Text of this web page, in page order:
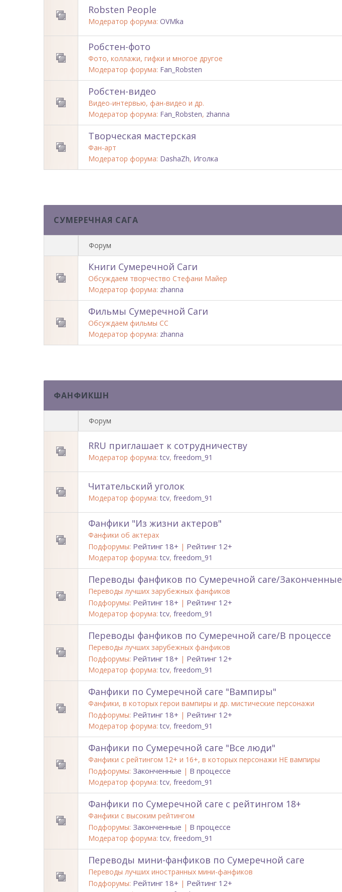
Robsten People
Модератор форума: OVMka
Робстен-фото
Фото, коллажи, гифки и многое другое
Модератор форума: Fan_Robsten
Робстен-видео
Видео-интервью, фан-видео и др.
Модератор форума: Fan_Robsten, zhanna
Творческая мастерская
Фан-арт
Модератор форума: DashaZh, Иголка
СУМЕРЕЧНАЯ САГА
Форум
Книги Сумеречной Саги
Обсуждаем творчество Стефани Майер
Модератор форума: zhanna
Фильмы Сумеречной Саги
Обсуждаем фильмы СС
Модератор форума: zhanna
ФАНФИКШН
Форум
RRU приглашает к сотрудничеству
Модератор форума:tcv, freedom_91
Читательский уголок
Модератор форума:tcv, freedom_91
Фанфики "Из жизни актеров"
Фанфики об актерах
Подфорумы: Рейтинг 18+ | Рейтинг 12+
Модератор форума:tcv, freedom_91
Переводы фанфиков по Сумеречной саге/Законченные
Переводы лучших зарубежных фанфиков
Подфорумы: Рейтинг 18+ | Рейтинг 12+
Модератор форума:tcv, freedom_91
Переводы фанфиков по Сумеречной саге/В процессе
Переводы лучших зарубежных фанфиков
Подфорумы: Рейтинг 18+ | Рейтинг 12+
Модератор форума:tcv, freedom_91
Фанфики по Сумеречной саге "Вампиры"
Фанфики, в которых герои вампиры и др. мистические персонажи
Подфорумы: Рейтинг 18+ | Рейтинг 12+
Модератор форума:tcv, freedom_91
Фанфики по Сумеречной саге "Все люди"
Фанфики c рейтингом 12+ и 16+, в которых персонажи НЕ вампиры
Подфорумы: Законченные | В процессе
Модератор форума:tcv, freedom_91
Фанфики по Сумеречной саге с рейтингом 18+
Фанфики с высоким рейтингом
Подфорумы: Законченные | В процессе
Модератор форума:tcv, freedom_91
Переводы мини-фанфиков по Сумеречной саге
Переводы лучших иностранных мини-фанфиков
Подфорумы: Рейтинг 18+ | Рейтинг 12+